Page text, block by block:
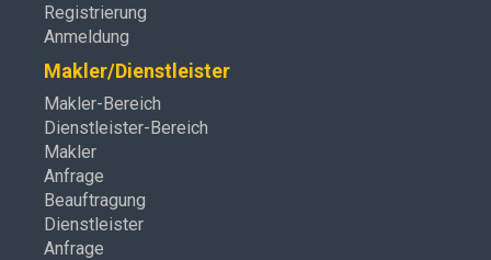
Registrierung
Anmeldung
Makler/Dienstleister
Makler-Bereich
Dienstleister-Bereich
Makler
Anfrage
Beauftragung
Dienstleister
Anfrage